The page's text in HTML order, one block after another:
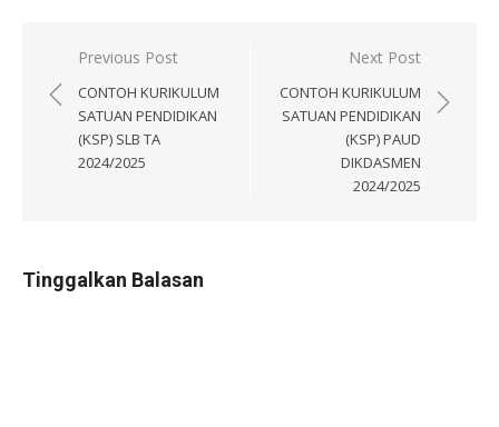
Navigasi
pos
Previous Post
CONTOH KURIKULUM
SATUAN PENDIDIKAN
(KSP) SLB TA
2024/2025
Next Post
CONTOH KURIKULUM
SATUAN PENDIDIKAN
(KSP) PAUD
DIKDASMEN
2024/2025
Tinggalkan Balasan